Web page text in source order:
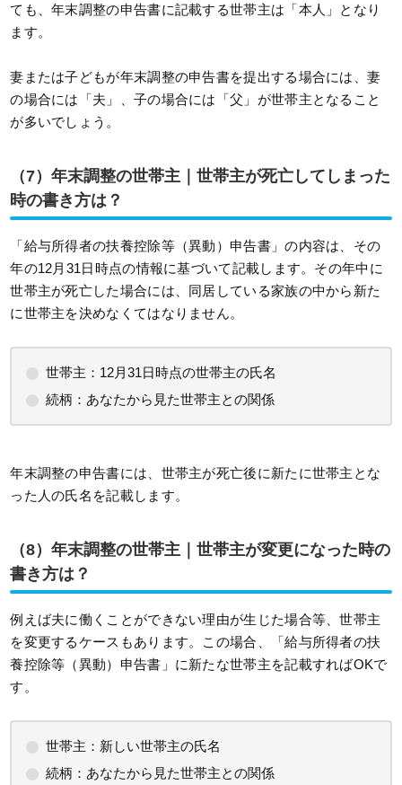
ても、年末調整の申告書に記載する世帯主は「本人」となり
ます。
妻または子どもが年末調整の申告書を提出する場合には、妻
の場合には「夫」、子の場合には「父」が世帯主となること
が多いでしょう。
（7）年末調整の世帯主｜世帯主が死亡してしまった
時の書き方は？
「給与所得者の扶養控除等（異動）申告書」の内容は、その
年の12月31日時点の情報に基づいて記載します。その年中に
世帯主が死亡した場合には、同居している家族の中から新た
に世帯主を決めなくてはなりません。
世帯主：12月31日時点の世帯主の氏名
続柄：あなたから見た世帯主との関係
年末調整の申告書には、世帯主が死亡後に新たに世帯主とな
った人の氏名を記載します。
（8）年末調整の世帯主｜世帯主が変更になった時の
書き方は？
例えば夫に働くことができない理由が生じた場合等、世帯主
を変更するケースもあります。この場合、「給与所得者の扶
養控除等（異動）申告書」に新たな世帯主を記載すればOKで
す。
世帯主：新しい世帯主の氏名
続柄：あなたから見た世帯主との関係